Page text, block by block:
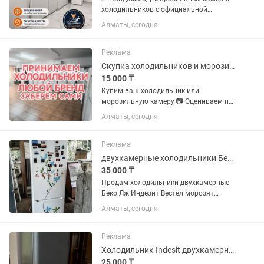
холодильников с официальной
гарантией 2 месяца от магазина и
мастера с более чем 10 летним опытом
запахов Цены от 50000 в...
Алматы, сегодня
Реклама
Скупка холодильников и морозильных камер
15 000 ₸
Купим ваш холодильник или
морозильную камеру 📷 Оцениваем по
фото 🚚 Заберем и увезем сами 💵
Деньги сразу Пишите или звоните
Алматы, сегодня
Реклама
двухкамерные холодильники Беко Лж
35 000 ₸
Продам холодильники двухкамерные
Беко Лж Индезит Вестел морозят
отлично р-н калкаман от 35000 и выше
Алматы, сегодня
Реклама
Холодильник Indesit двухкамерный (серебристый)